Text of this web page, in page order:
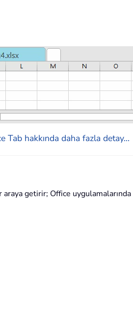
Tab hakkında daha fazla detay...
getirir; Office